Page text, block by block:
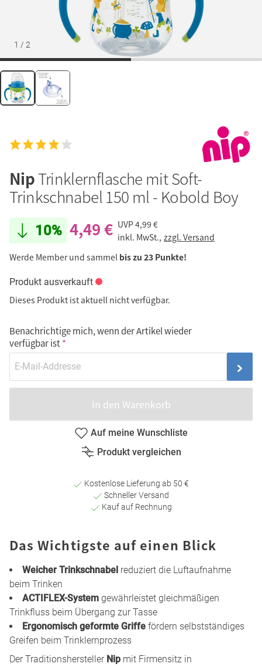
1 / 2
NipTrinklernflasche mit Soft-
Trinkschnabel 150 ml - Kobold Boy
10% 4,49 € UVP4,99 €
inkl. MwSt., zzgl. Versand
Werde Member und sammel bis zu 23 Punkte!
Produkt ausverkauft
Dieses Produkt ist aktuell nicht verfügbar.
Benachrichtige mich, wenn der Artikel wieder
verfügbar ist
In den Warenkorb
Auf meine Wunschliste
Produkt vergleichen
Kostenlose Lieferung ab 50 €
Schneller Versand
Kauf auf Rechnung
Das Wichtigste auf einen Blick
Weicher Trinkschnabel reduziert die Luftaufnahme
beim Trinken
ACTIFLEX-System gewährleistet gleichmäßigen
Trinkfluss beim Übergang zur Tasse
Ergonomisch geformte Griffe fördern selbstständiges
Greifen beim Trinklernprozess
Der Traditionshersteller Nip mit Firmensitz in